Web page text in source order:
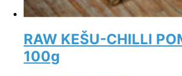
RAW KEŠU-CHILLI
100g